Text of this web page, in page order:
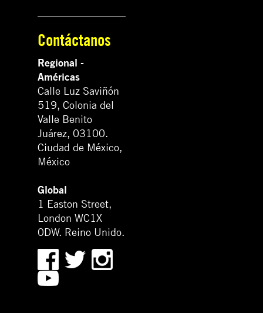
Contáctanos
Regional -
Américas
Calle Luz Saviñón
519, Colonia del
Valle Benito
Juárez, 03100.
Ciudad de México,
México
Global
1 Easton Street,
London WC1X
0DW. Reino Unido.